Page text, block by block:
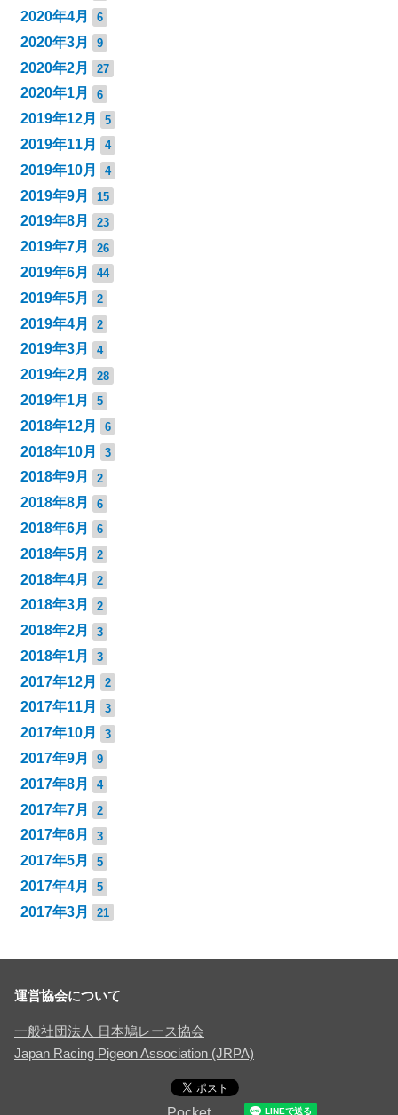
2020年4月 6
2020年3月 9
2020年2月 27
2020年1月 6
2019年12月 5
2019年11月 4
2019年10月 4
2019年9月 15
2019年8月 23
2019年7月 26
2019年6月 44
2019年5月 2
2019年4月 2
2019年3月 4
2019年2月 28
2019年1月 5
2018年12月 6
2018年10月 3
2018年9月 2
2018年8月 6
2018年6月 6
2018年5月 2
2018年4月 2
2018年3月 2
2018年2月 3
2018年1月 3
2017年12月 2
2017年11月 3
2017年10月 3
2017年9月 9
2017年8月 4
2017年7月 2
2017年6月 3
2017年5月 5
2017年4月 5
2017年3月 21
運営協会について
一般社団法人 日本鳩レース協会
Japan Racing Pigeon Association (JRPA)